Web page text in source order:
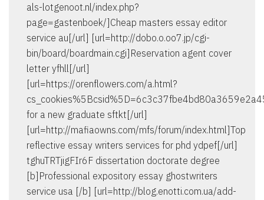
als-lotgenoot.nl/index.php?
page=gastenboek/]Cheap masters essay editor
service au[/url] [url=http://dobo.o.oo7.jp/cgi-
bin/board/boardmain.cgi]Reservation agent cover
letter yfhll[/url]
[url=https://orenflowers.com/a.html?
for a new graduate sftkt[/url]
[url=http://mafiaowns.com/mfs/forum/index.html]Top
reflective essay writers services for phd ydpef[/url]
tghuTRTjigFIr6F dissertation doctorate degree
[b]Professional expository essay ghostwriters
service usa [/b] [url=http://blog.enotti.com.ua/add-